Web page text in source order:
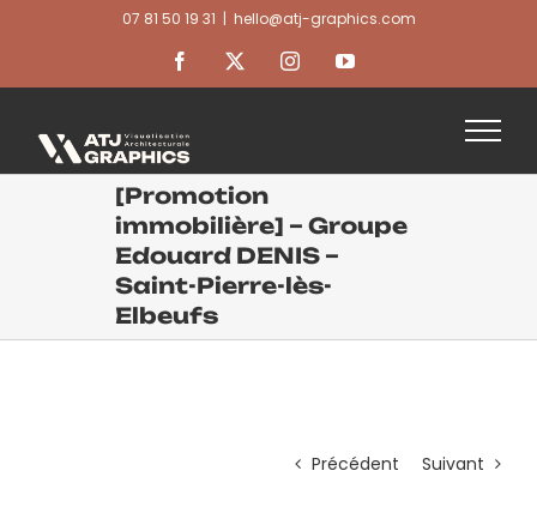
07 81 50 19 31 | hello@atj-graphics.com
Facebook InstagramYouTube
[Promotion
immobilière] – Groupe
Edouard DENIS –
Saint-Pierre-lès-
Elbeufs
Précédent Suivant